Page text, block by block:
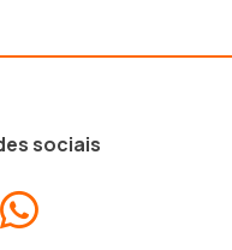
sociais